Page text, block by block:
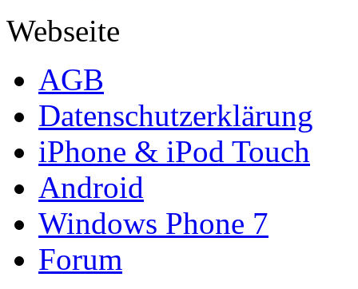
Webseite
AGB
Datenschutzerklärung
iPhone & iPod Touch
Android
Windows Phone 7
Forum